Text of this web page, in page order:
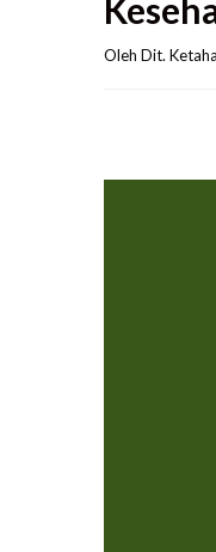
Oleh Dit.